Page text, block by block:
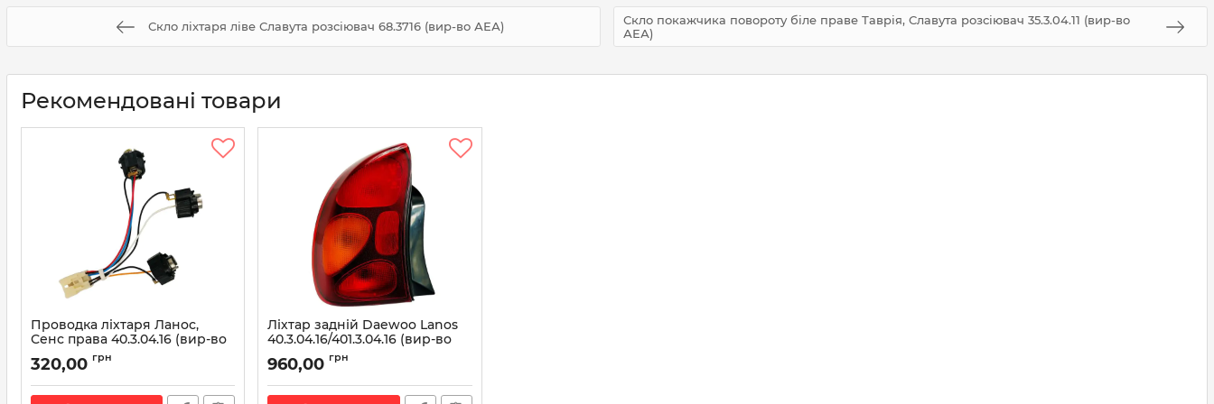
Скло ліхтаря ліве Славута розсіювач 68.3716 (вир-во АЕА)
Скло покажчика повороту біле праве Таврія, Славута розсіювач 35.3.04.11 (вир-во
АЕА)
Рекомендовані товари
Проводка ліхтаря Ланос,
Сенс права 40.3.04.16 (вир-во
Артикул: 40.3.04.16
320,00 грн
Ліхтар задній Daewoo Lanos
40.3.04.16/401.3.04.16 (вир-во
Артикул: 40.3.04.16/401.3.04.16
960,00 грн